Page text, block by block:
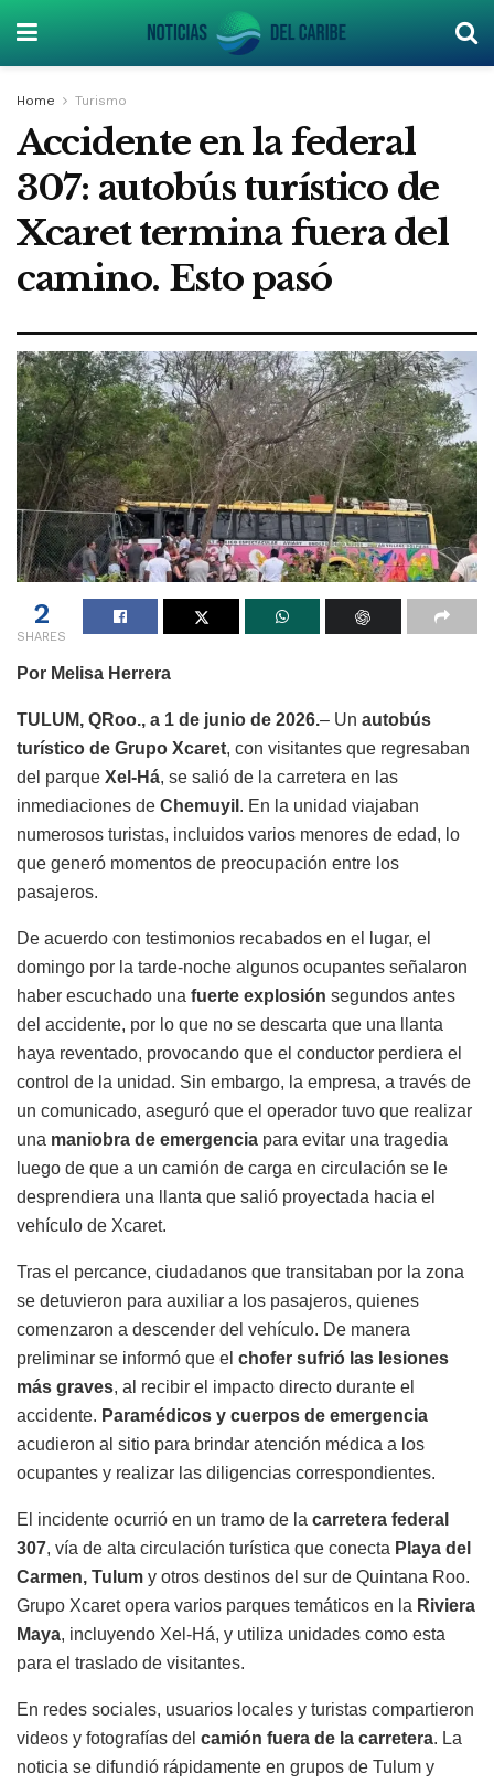
Home Turismo
Accidente en la federal
307: autobús turístico de
Xcaret termina fuera del
camino. Esto pasó
2
SHARES
Por Melisa Herrera
TULUM, QRoo., a 1 de junio de 2026.– Un autobús
turístico de Grupo Xcaret, con visitantes que regresaban
del parque Xel-Há, se salió de la carretera en las
inmediaciones de Chemuyil . En la unidad viajaban
numerosos turistas, incluidos varios menores de edad, lo
que generó momentos de preocupación entre los
pasajeros.
De acuerdo con testimonios recabados en el lugar, el
domingo por la tarde-noche algunos ocupantes señalaron
haber escuchado una fuerte explosión segundos antes
del accidente, por lo que no se descarta que una llanta
haya reventado, provocando que el conductor perdiera el
control de la unidad. Sin embargo, la empresa, a través de
un comunicado, aseguró que el operador tuvo que realizar
una maniobra de emergencia para evitar una tragedia
luego de que a un camión de carga en circulación se le
desprendiera una llanta que salió proyectada hacia el
vehículo de Xcaret.
Tras el percance, ciudadanos que transitaban por la zona
se detuvieron para auxiliar a los pasajeros, quienes
comenzaron a descender del vehículo. De manera
preliminar se informó que el chofer sufrió las lesiones
más graves, al recibir el impacto directo durante el
accidente. Paramédicos y cuerpos de emergencia
acudieron al sitio para brindar atención médica a los
ocupantes y realizar las diligencias correspondientes.
El incidente ocurrió en un tramo de la carretera federal
307, vía de alta circulación turística que conecta Playa del
Carmen, Tulum y otros destinos del sur de Quintana Roo.
Grupo Xcaret opera varios parques temáticos en la Riviera
Maya, incluyendo Xel-Há, y utiliza unidades como esta
para el traslado de visitantes.
En redes sociales, usuarios locales y turistas compartieron
videos y fotografías del camión fuera de la carretera. La
noticia se difundió rápidamente en grupos de Tulum y